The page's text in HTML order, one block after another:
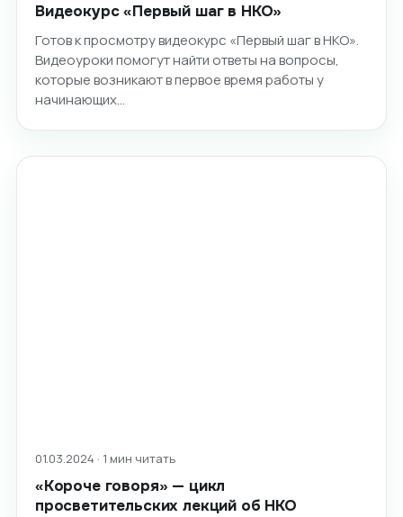
Видеокурс «Первый шаг в НКО»
Готов к просмотру видеокурс «Первый шаг в НКО».
Видеоуроки помогут найти ответы на вопросы,
которые возникают в первое время работы у
начинающих…
01.03.2024 · 1 мин читать
«Короче говоря» — цикл
просветительских лекций об НКО